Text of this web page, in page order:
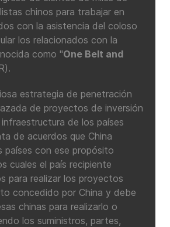
chinos para trabajar en
con la asistencia del coloso
los relacionados con la
como "One Belt and
estrategia de penetración
de proyectos de inversión
de los países
de acuerdos que China
con ese propósito
cuales el país recipiente
para realizar los proyectos
concedido por China y debe
chinas para realizarlo o
los suministros, partes,